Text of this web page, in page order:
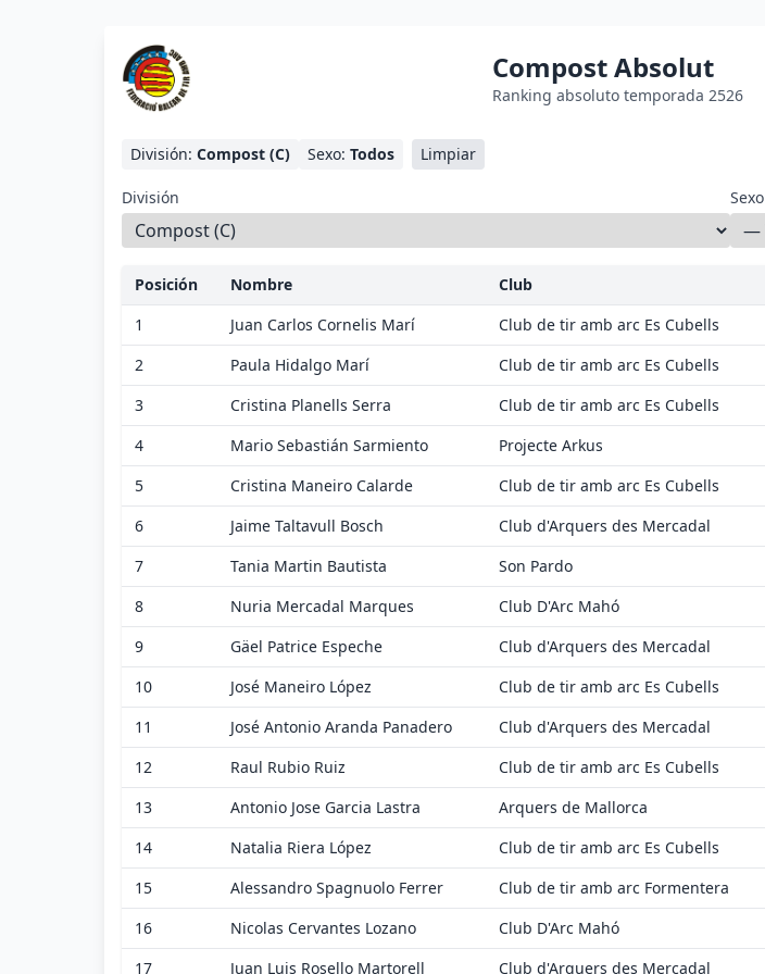
Compost Absolut
Ranking absoluto temporada 2526
División: Compost (C) Sexo: Todos Limpiar
División
Sexo
Posición Nombre Club
1
Juan Carlos Cornelis Marí Club de tir amb arc Es Cubells
2
Paula Hidalgo Marí Club de tir amb arc Es Cubells
3
Cristina Planells Serra Club de tir amb arc Es Cubells
4
Mario Sebastián Sarmiento Projecte Arkus
5
Cristina Maneiro Calarde Club de tir amb arc Es Cubells
6
Jaime Taltavull Bosch Club d'Arquers des Mercadal
7
Tania Martin Bautista Son Pardo
8
Nuria Mercadal Marques Club D'Arc Mahó
9
Gäel Patrice Espeche Club d'Arquers des Mercadal
10
José Maneiro López Club de tir amb arc Es Cubells
11
José Antonio Aranda Panadero Club d'Arquers des Mercadal
12
Raul Rubio Ruiz Club de tir amb arc Es Cubells
13
Antonio Jose Garcia Lastra Arquers de Mallorca
14
Natalia Riera López Club de tir amb arc Es Cubells
15
Alessandro Spagnuolo Ferrer Club de tir amb arc Formentera
16
Nicolas Cervantes Lozano Club D'Arc Mahó
17
Juan Luis Rosello Martorell Club d'Arquers des Mercadal